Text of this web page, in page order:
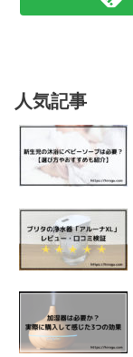
人気記事